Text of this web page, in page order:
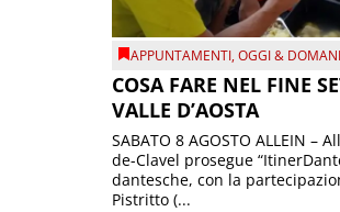
APPUNTAMENTI,OGGI & DOMANI
COSA FARE NEL FINE
VALLE D’AOSTA
SABATO 8 AGOSTO ALLEIN –
de-Clavel prosegue
dantesche, con la
Pistritto (...